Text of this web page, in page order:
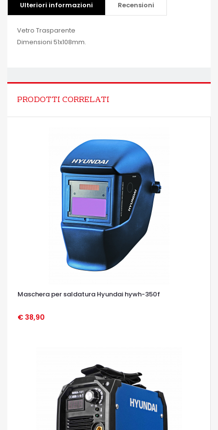
Ulteriori informazioni Recensioni
Vetro Trasparente
Dimensioni 51x108mm.
PRODOTTI CORRELATI
Maschera per saldatura Hyundai hywh-350f
€ 38,90
OCCHIATA VELOCE